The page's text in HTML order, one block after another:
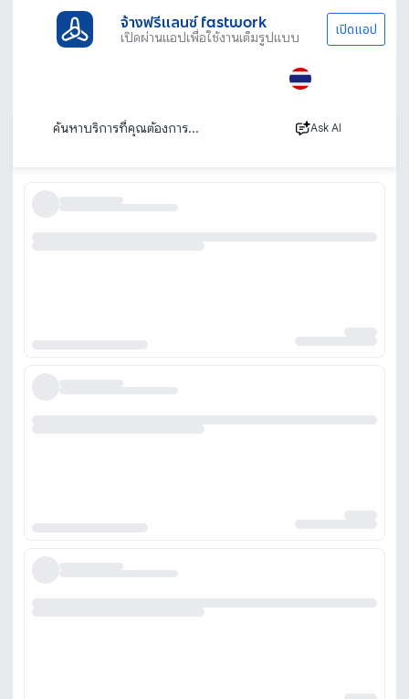
จ้างฟรีแลนซ์ fastwork
เปิดผ่านแอปเพื่อใช้งานเต็มรูปแบบ เปิดแอป
Ask AI
เรียงตาม